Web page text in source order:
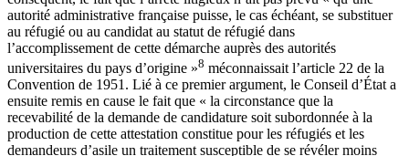
autorité administrative française puisse, le cas échéant, se substituer
au réfugié ou au candidat au statut de réfugié dans
l’accomplissement de cette démarche auprès des autorités
universitaires du pays d’origine »8 méconnaissait l’article 22 de la
Convention de 1951. Lié à ce premier argument, le Conseil d’État a
ensuite remis en cause le fait que « la circonstance que la
recevabilité de la demande de candidature soit subordonnée à la
production de cette attestation constitue pour les réfugiés et les
demandeurs d’asile un traitement susceptible de se révéler moins